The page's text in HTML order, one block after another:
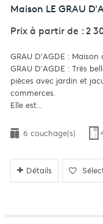
Maison LE GRAU
Prix à partir de : 2
GRAU D'AGDE :
GRAU D'AGDE : Très
pièces avec jardin et
commerces.
Elle est...
6 couchage(s)
Détails